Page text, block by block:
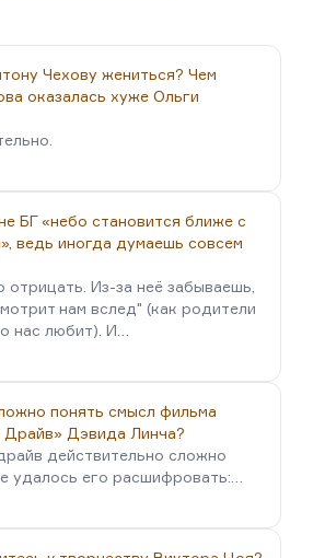
и радости, которая есть в
которая есть в «Шаре и
это бесит. Когда у
из Нотинг-Хилла» один
я помню, заставляет другого
пистолета:«Жизнь прекрасна!»
Чехову жениться? Чем
оказалась хуже Ольги
БГ «небо становится ближе с
ведь иногда думаешь совсем
отрицать. Из-за неё забываешь,
нам вслед" (как родители
нас любит). И…
понять смысл фильма
Дэвида Линча?
действительно сложно
удалось его расшифровать:…